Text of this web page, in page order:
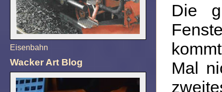
Eisenbahn
Wacker Art Blog
Die
Mal